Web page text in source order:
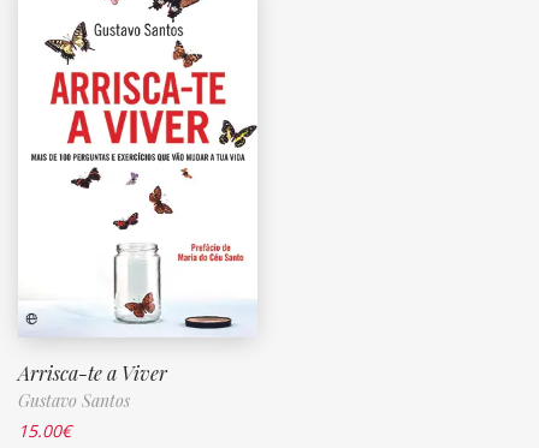
Arrisca-te a Viver
Gustavo Santos
15.00€